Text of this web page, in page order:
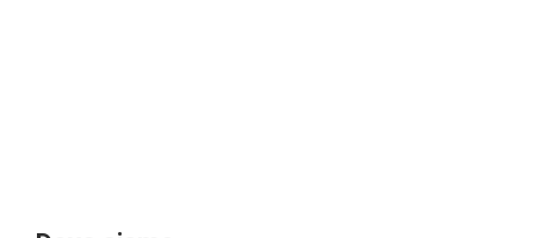
Alcuni segmenti dell’attività richiesta potrebbero